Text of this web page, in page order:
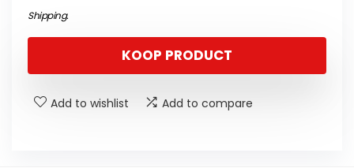
Shipping.
KOOP PRODUCT
Add to wishlist Add to compare